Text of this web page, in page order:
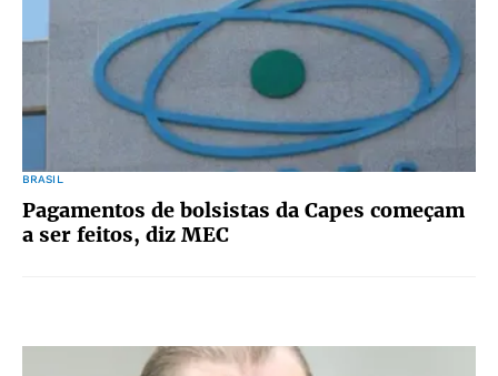
BRASIL
Pagamentos de bolsistas da Capes começam
a ser feitos, diz MEC